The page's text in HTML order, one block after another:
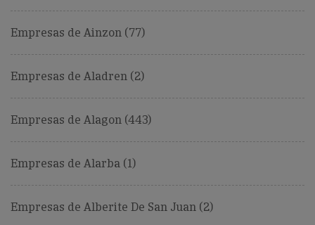
Empresas de Ainzon (77)
Empresas de Aladren (2)
Empresas de Alagon (443)
Empresas de Alarba (1)
Empresas de Alberite De San Juan (2)